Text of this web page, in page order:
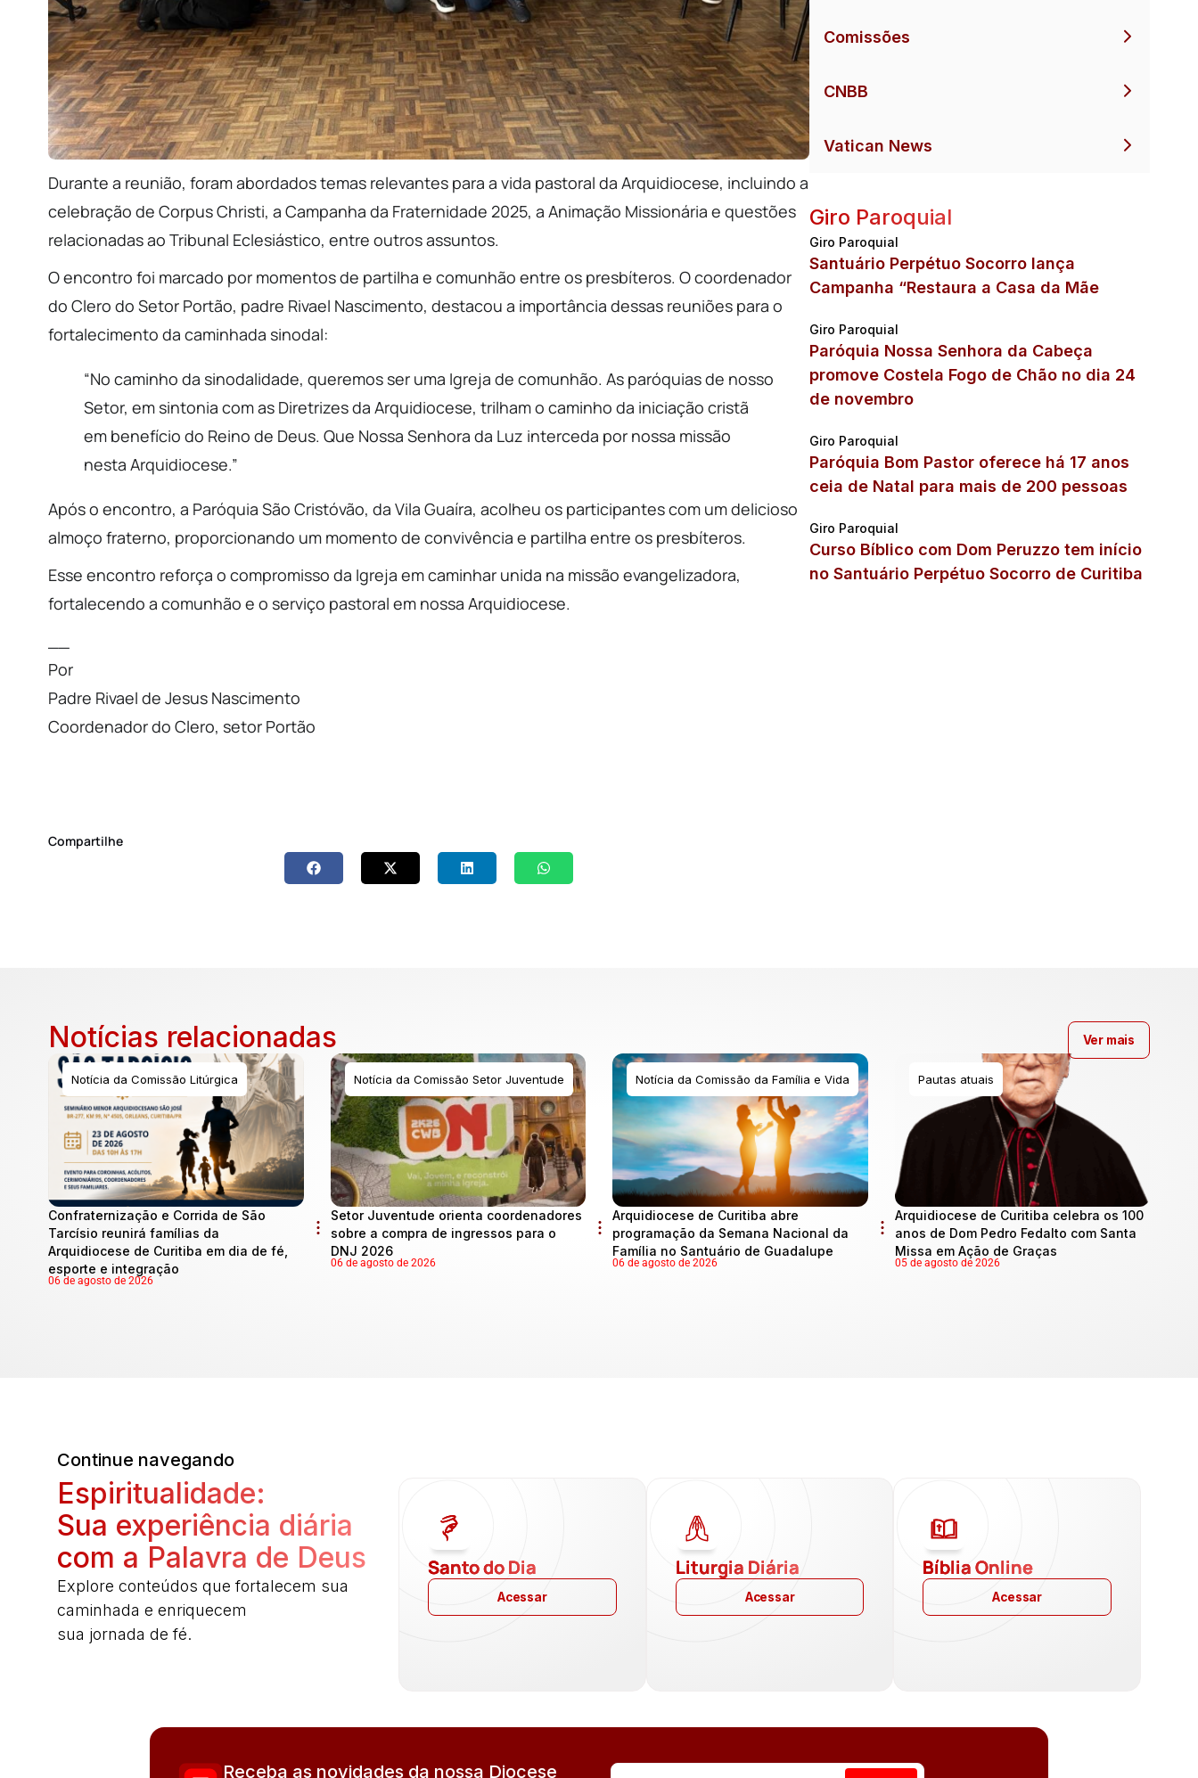
Durante a reunião, foram abordados temas relevantes para a vida pastoral da Arquidiocese, incluindo a
celebração de Corpus Christi, a Campanha da Fraternidade 2025, a Animação Missionária e questões
relacionadas ao Tribunal Eclesiástico, entre outros assuntos.
O encontro foi marcado por momentos de partilha e comunhão entre os presbíteros. O coordenador
do Clero do Setor Portão, padre Rivael Nascimento, destacou a importância dessas reuniões para o
fortalecimento da caminhada sinodal:
“No caminho da sinodalidade, queremos ser uma Igreja de comunhão. As paróquias de nosso
Setor, em sintonia com as Diretrizes da Arquidiocese, trilham o caminho da iniciação cristã
em benefício do Reino de Deus. Que Nossa Senhora da Luz interceda por nossa missão
nesta Arquidiocese.”
Após o encontro, a Paróquia São Cristóvão, da Vila Guaíra, acolheu os participantes com um delicioso
almoço fraterno, proporcionando um momento de convivência e partilha entre os presbíteros.
Esse encontro reforça o compromisso da Igreja em caminhar unida na missão evangelizadora,
fortalecendo a comunhão e o serviço pastoral em nossa Arquidiocese.
Por
Padre Rivael de Jesus Nascimento
Coordenador do Clero, setor Portão
Compartilhe
Comissões
CNBB
Vatican News
Giro Paroquial
Giro Paroquial
Santuário Perpétuo Socorro lança
Campanha “Restaura a Casa da Mãe
Giro Paroquial
Paróquia Nossa Senhora da Cabeça
promove Costela Fogo de Chão no dia 24
de novembro
Giro Paroquial
Paróquia Bom Pastor oferece há 17 anos
ceia de Natal para mais de 200 pessoas
Giro Paroquial
Curso Bíblico com Dom Peruzzo tem início
no Santuário Perpétuo Socorro de Curitiba
Notícias relacionadas
Notícia da Comissão Litúrgica
Confraternização e Corrida de São
Tarcísio reunirá famílias da
Arquidiocese de Curitiba em dia de fé,
esporte e integração
06 de agosto de 2026
Notícia da Comissão Setor Juventude
Setor Juventude orienta coordenadores
sobre a compra de ingressos para o
DNJ 2026
06 de agosto de 2026
Notícia da Comissão da Família e Vida
Arquidiocese de Curitiba abre
programação da Semana Nacional da
Família no Santuário de Guadalupe
06 de agosto de 2026
Pautas atuais
Arquidiocese de Curitiba celebra os 100
anos de Dom Pedro Fedalto com Santa
Missa em Ação de Graças
05 de agosto de 2026
Ver mais
Continue navegando
Espiritualidade:
Sua experiência diária
com a Palavra de Deus
Explore conteúdos que fortalecem sua
caminhada e enriquecem
sua jornada de fé.
Santo do Dia
Acessar
Liturgia Diária
Acessar
Bíblia Online
Acessar
Receba as novidades da nossa Diocese